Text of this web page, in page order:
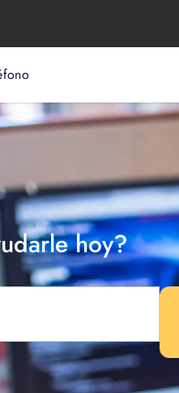
hoy?